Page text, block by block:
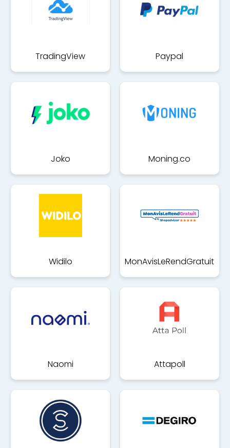
TradingView Paypal
Joko Moning.co
Widilo MonAvisLeRendGratuit
Naomi Attapoll